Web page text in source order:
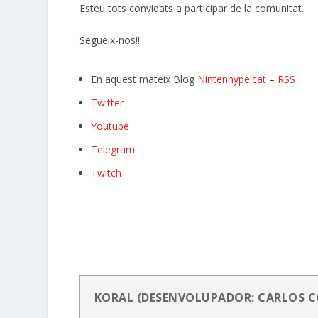
Esteu tots convidats a participar de la comunitat.
Segueix-nos!!
En aquest mateix Blog Nintenhype.cat– RSS
Twitter
Youtube
Telegram
Twitch
KORAL (DESENVOLUPADOR: CARLOS